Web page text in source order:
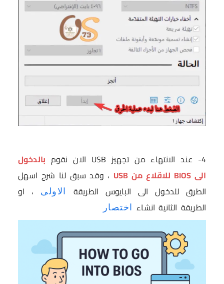
4- عند الانتهاء من تجهيز USB الان نقوم
بالدخول
الى BIOS للاقلاع من USB
، وقد سبق لنا شرح اسهل
الطرق للدخول الى البايوس الطريقة
الاولى
، او
الطريقة الثانية انشاء
اختصار